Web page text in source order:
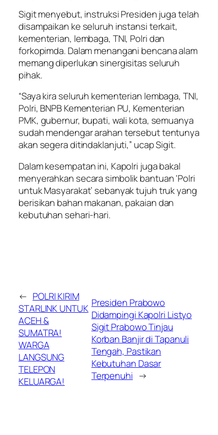
Sigit menyebut, instruksi Presiden juga telah
disampaikan ke seluruh instansi terkait,
kementerian, lembaga, TNI, Polri dan
forkopimda. Dalam menangani bencana alam
memang diperlukan sinergisitas seluruh
pihak.
“Saya kira seluruh kementerian lembaga, TNI,
Polri, BNPB Kementerian PU, Kementerian
PMK, gubernur, bupati, wali kota, semuanya
sudah mendengar arahan tersebut tentunya
akan segera ditindaklanjuti,” ucap Sigit.
Dalam kesempatan ini, Kapolri juga bakal
menyerahkan secara simbolik bantuan ‘Polri
untuk Masyarakat’ sebanyak tujuh truk yang
berisikan bahan makanan, pakaian dan
kebutuhan sehari-hari.
← POLRI KIRIM
STARLINK UNTUK
ACEH &
SUMATRA!
WARGA
LANGSUNG
TELEPON
KELUARGA!
Presiden Prabowo
Didampingi Kapolri Listyo
Sigit Prabowo Tinjau
Korban Banjir di Tapanuli
Tengah, Pastikan
Kebutuhan Dasar
Terpenuhi →